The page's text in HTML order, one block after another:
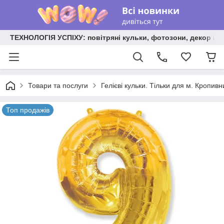
ТЕХНОЛОГІЯ УСПІХУ: повітряні кульки, фотозони, декор на
Товари та послуги Гелієві кульки. Тільки для м.
Топ продажів